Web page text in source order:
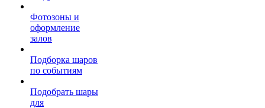
Фотозоны и
оформление
залов
Подборка шаров
по событиям
Подобрать шары
для